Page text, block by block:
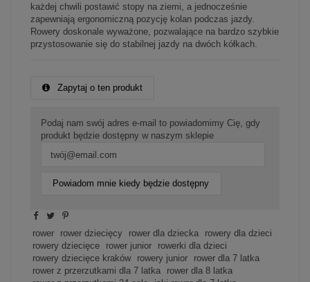
każdej chwili postawić stopy na ziemi, a jednocześnie
zapewniają ergonomiczną pozycję kolan podczas jazdy.
Rowery doskonale wyważone, pozwalające na bardzo szybkie
przystosowanie się do stabilnej jazdy na dwóch kółkach.
Zapytaj o ten produkt
Podaj nam swój adres e-mail to powiadomimy Cię, gdy
produkt będzie dostępny w naszym sklepie
Powiadom mnie kiedy będzie dostępny
rower rower dziecięcy rower dla dziecka
rowery dla dzieci
rowery dziecięce
rower junior
rowerki dla dzieci
rowery dziecięce kraków
rowery junior
rower dla 7 latka
rower z przerzutkami dla 7 latka
rower dla 8 latka